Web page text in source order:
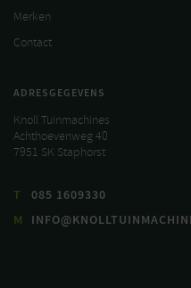
Merken
Contact
ADRESGEGEVENS
Knoll Tuinmachines
Achthoevenweg 40
7951 SK Staphorst
T
085 1609330
M